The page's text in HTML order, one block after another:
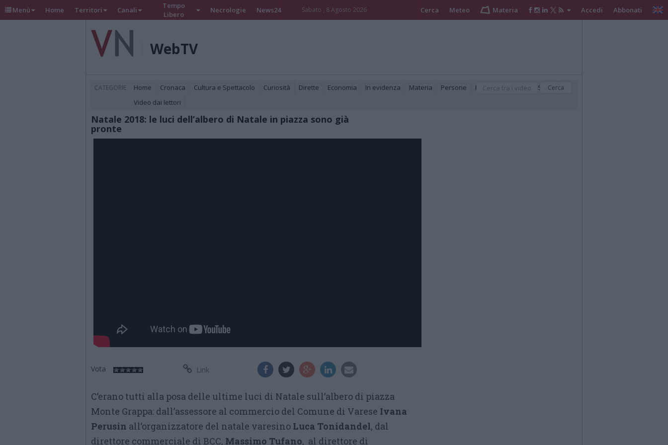
Menù Home Territori Canali
Tempo
Libero
Necrologie News24 Sabato , 8 Agosto 2026 Cerca Meteo Materia Accedi Abbonati
WebTV
CATEGORIE Home Cronaca Cultura e Spettacolo Curiosità Dirette Economia In evidenza Materia Persone Podcast Politica
Sport
Video dai lettori
Natale 2018: le luci dell’albero di Natale in piazza sono già
pronte
Vota Link
C’erano tutti alla posa delle ultime luci di Natale sull’albero di piazza
Monte Grappa: dall’assessore al commercio del Comune di Varese Ivana
Perusin all’organizzatore del natale varesino Luca Tonidandel, dal
direttore commerciale di BCC, Massimo Tufano, al direttore di